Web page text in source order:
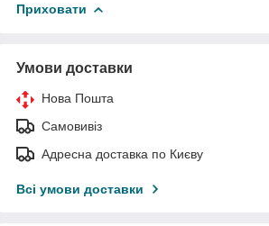
Приховати
Умови доставки
Нова Пошта
Самовивіз
Адресна доставка по Києву
Всі умови доставки